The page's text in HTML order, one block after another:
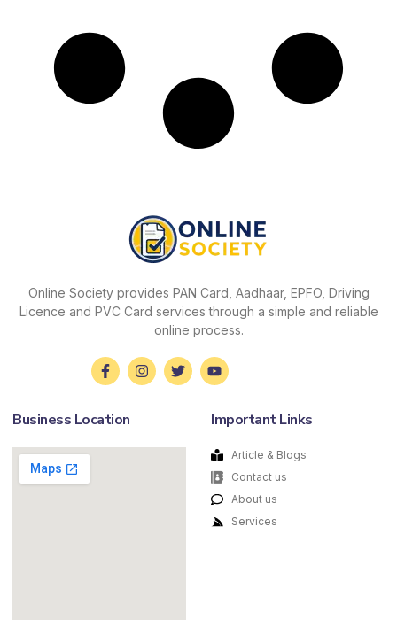
Online Society provides PAN Card, Aadhaar, EPFO, Driving
Licence and PVC Card services through a simple and reliable
online process.
Business Location Important Links
Article & Blogs
Contact us
About us
Services